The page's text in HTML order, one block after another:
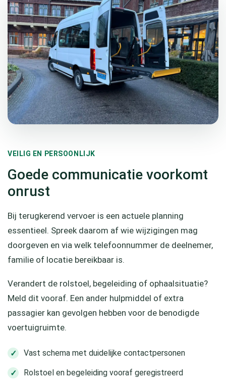
VEILIG EN PERSOONLIJK
Goede communicatie voorkomt
onrust
Bij terugkerend vervoer is een actuele planning
essentieel. Spreek daarom af wie wijzigingen mag
doorgeven en via welk telefoonnummer de deelnemer,
familie of locatie bereikbaar is.
Verandert de rolstoel, begeleiding of ophaalsituatie?
Meld dit vooraf. Een ander hulpmiddel of extra
passagier kan gevolgen hebben voor de benodigde
voertuigruimte.
Vast schema met duidelijke contactpersonen
Rolstoel en begeleiding vooraf geregistreerd